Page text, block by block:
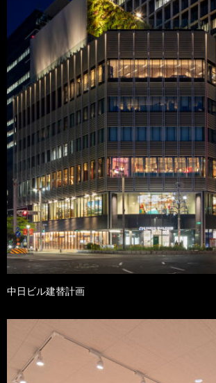
中日ビル建替計画